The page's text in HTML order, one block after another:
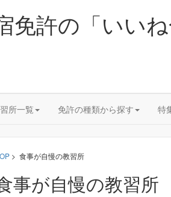
許の「いいね
所一覧 免許の種類から探す 特
> 食事が自慢の教習所
事が自慢の教習所